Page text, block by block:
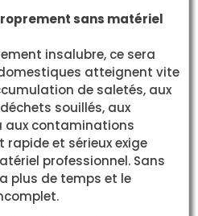
sans matériel
insalubre, ce sera
atteignent vite
de saletés, aux
souillés, aux
aux contaminations
rapide et sérieux exige
professionnel. Sans
plus de temps et le